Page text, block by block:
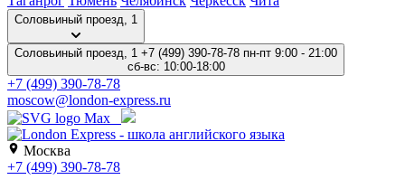
Соловьиный проезд, 1
Соловьиный проезд, 1 +7 (499) 390-78-78 пн-пт 9:00 - 21:00
сб-вс: 10:00-18:00
+7 (499) 390-78-78
moscow@london-express.ru
Москва
+7 (499) 390-78-78